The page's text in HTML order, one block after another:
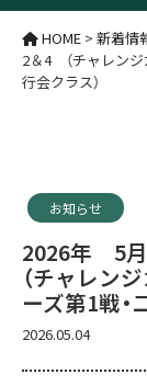
HOME > 新着情
2＆4 （チャレンジ
行会クラス）
お知らせ
2026年 5月
（チャレン
ーズ第1戦・
2026.05.04